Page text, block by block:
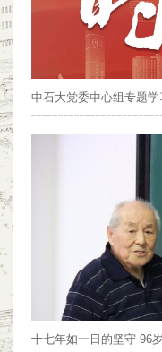
中石大党委中心组专题
十七年如一日的坚守 96